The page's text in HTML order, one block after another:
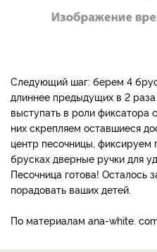
Следующий шаг: берем 4
длиннее предыдущих в 2
выступать в роли фиксатора
них скрепляем оставшиеся
центр песочницы,
брусках дверные ручки для
Песочница готова! Осталось
порадовать ваших детей.
По материалам ana-white.